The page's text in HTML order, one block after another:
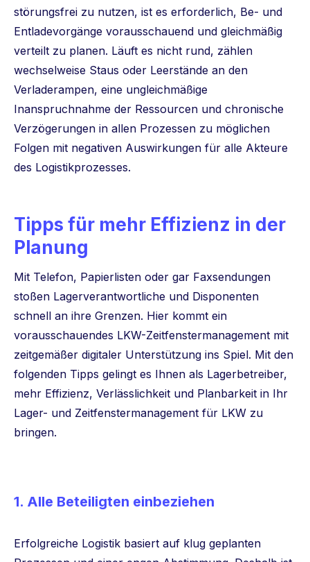
störungsfrei zu nutzen, ist es erforderlich, Be- und
Entladevorgänge vorausschauend und gleichmäßig
verteilt zu planen. Läuft es nicht rund, zählen
wechselweise Staus oder Leerstände an den
Verladerampen, eine ungleichmäßige
Inanspruchnahme der Ressourcen und chronische
Verzögerungen in allen Prozessen zu möglichen
Folgen mit negativen Auswirkungen für alle Akteure
des Logistikprozesses.
Tipps für mehr Effizienz in der
Planung
Mit Telefon, Papierlisten oder gar Faxsendungen
stoßen Lagerverantwortliche und Disponenten
schnell an ihre Grenzen. Hier kommt ein
vorausschauendes LKW-Zeitfenstermanagement mit
zeitgemäßer digitaler Unterstützung ins Spiel. Mit den
folgenden Tipps gelingt es Ihnen als Lagerbetreiber,
mehr Effizienz, Verlässlichkeit und Planbarkeit in Ihr
Lager- und Zeitfenstermanagement für LKW zu
bringen.
1. Alle Beteiligten einbeziehen
Erfolgreiche Logistik basiert auf klug geplanten